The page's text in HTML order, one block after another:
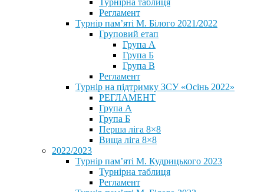
Турнірна таблиця
Регламент
Турнір пам’яті М. Білого 2021/2022
Груповий етап
Група А
Група Б
Група В
Регламент
Турнір на підтримку ЗСУ «Осінь 2022»
РЕГЛАМЕНТ
Група А
Група Б
Перша ліга 8×8
Вища ліга 8×8
2022/2023
Турнір пам’яті М. Кудрицького 2023
Турнірна таблиця
Регламент